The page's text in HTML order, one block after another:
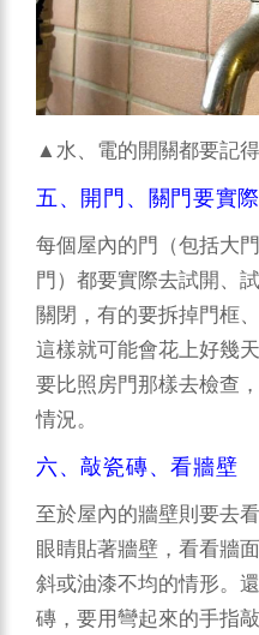
▲水、電的開關都要記得
五、開門、關門要實
每個屋內的門（包括大
門）都要實際去試開、
關閉，有的要拆掉門框
這樣就可能會花上好幾
要比照房門那樣去檢查
情況。
六、敲瓷磚、看牆壁
至於屋內的牆壁則要去
眼睛貼著牆壁，看看牆
斜或油漆不均的情形。
磚，要用彎起來的手指